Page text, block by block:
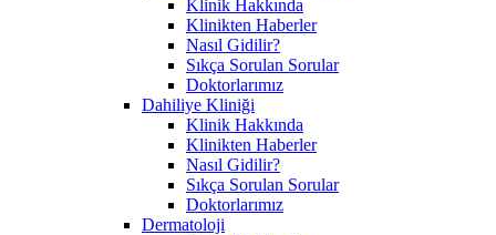
Klinik Hakkında
Klinikten Haberler
Nasıl Gidilir?
Sıkça Sorulan Sorular
Doktorlarımız
Dahiliye Kliniği
Klinik Hakkında
Klinikten Haberler
Nasıl Gidilir?
Sıkça Sorulan Sorular
Doktorlarımız
Dermatoloji